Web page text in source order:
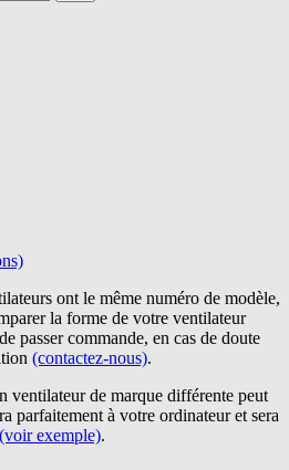
ont le même numéro de modèle,
la forme de votre ventilateur
passer commande, en cas de doute
(contactez-nous).
ventilateur de marque différente peut
parfaitement à votre ordinateur et sera
(voir exemple).